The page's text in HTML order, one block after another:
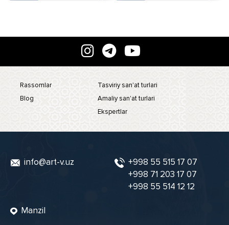
Rassomlar
Blog
Tasviriy san'at turlari
Amaliy san'at turlari
Ekspertlar
info@art-v.uz
+998 55 515 17 07
+998 71 203 17 07
+998 55 514 12 12
Manzil